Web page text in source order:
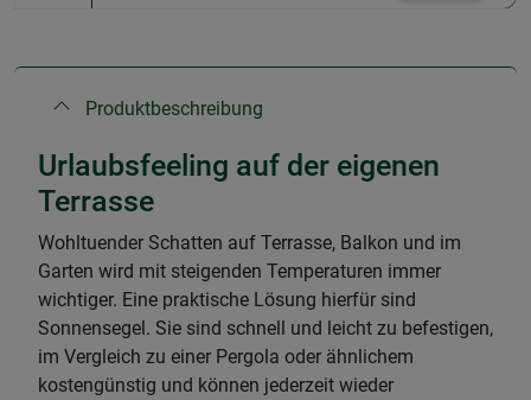
Produktbeschreibung
Urlaubsfeeling auf der eigenen
Terrasse
Wohltuender Schatten auf Terrasse, Balkon und im
Garten wird mit steigenden Temperaturen immer
wichtiger. Eine praktische Lösung hierfür sind
Sonnensegel. Sie sind schnell und leicht zu befestigen,
im Vergleich zu einer Pergola oder ähnlichem
kostengünstig und können jederzeit wieder